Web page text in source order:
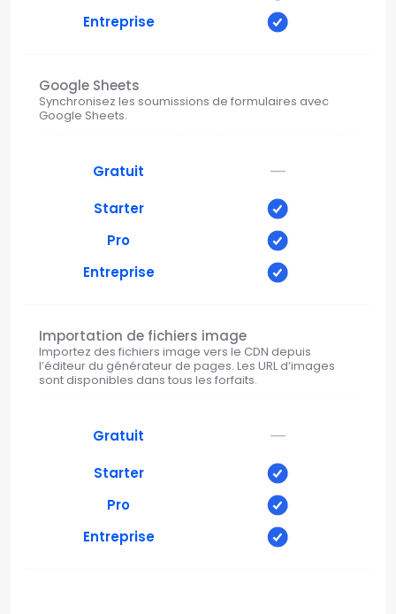
Entreprise
Google Sheets
Synchronisez les soumissions de formulaires avec
Google Sheets.
Gratuit —
Starter
Pro
Entreprise
Importation de fichiers image
Importez des fichiers image vers le CDN depuis
l’éditeur du générateur de pages. Les URL d’images
sont disponibles dans tous les forfaits.
Gratuit —
Starter
Pro
Entreprise